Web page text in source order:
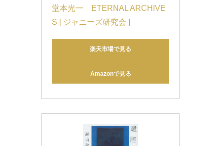
堂本光一　ETERNAL ARCHIVE
S [ ジャニーズ研究会 ]
楽天市場で見る
Amazonで見る